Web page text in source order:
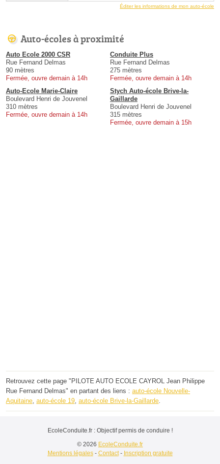
Éditer les informations de mon auto-école
Auto-écoles à proximité
Auto Ecole 2000 CSR
Rue Fernand Delmas
90 mètres
Fermée, ouvre demain à 14h
Conduite Plus
Rue Fernand Delmas
275 mètres
Fermée, ouvre demain à 14h
Auto-Ecole Marie-Claire
Boulevard Henri de Jouvenel
310 mètres
Fermée, ouvre demain à 14h
Stych Auto-école Brive-la-
Gaillarde
Boulevard Henri de Jouvenel
315 mètres
Fermée, ouvre demain à 15h
Retrouvez cette page "PILOTE AUTO ECOLE CAYROL Jean Philippe
Rue Fernand Delmas" en partant des liens : auto-école Nouvelle-
Aquitaine auto-école 19 auto-école Brive-la-Gaillarde
EcoleConduite.fr : Objectif permis de conduire !
© 2026 EcoleConduite.fr
Mentions légales- Contact- Inscription gratuite